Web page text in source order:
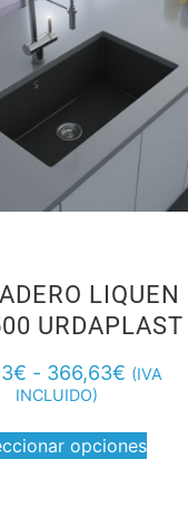
LIQUEN
URDAPLAST
€ - 366,63€ (IVA
INCLUIDO)
opciones